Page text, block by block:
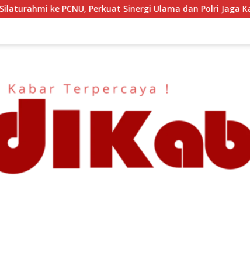
dan Polri Jaga Kamtibmas Khususnya Persoalan Sosial